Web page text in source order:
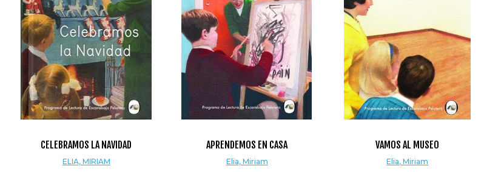
CELEBRAMOS LA NAVIDAD
ELIA, MIRIAM
APRENDEMOS EN CASA
Elia, Miriam
VAMOS AL MUSEO
Elia, Miriam